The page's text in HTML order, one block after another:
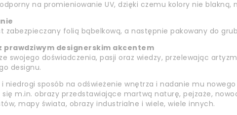
na promieniowanie UV, dzięki czemu kolory nie blakną,
zabezpieczany folią bąbelkową, a następnie pakowany do
prawdziwym designerskim akcentem
swojego doświadczenia, pasji oraz wiedzy, przelewając
designu.
niedrogi sposób na odświeżenie wnętrza i nadanie mu
m.in. obrazy przedstawiające martwą naturę, pejzaże,
mapy świata, obrazy industrialne i wiele, wiele innych.